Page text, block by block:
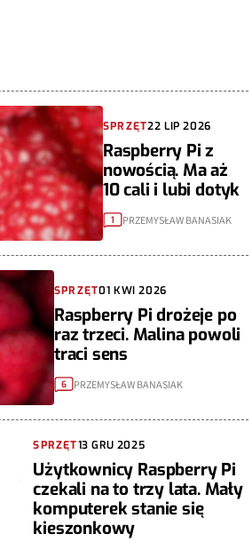
SPRZĘT22 LIP 2026
Raspberry Pi z
nowością. Ma aż
10 cali i lubi dotyk
1 PRZEMYSŁAW BANASIAK
SPRZĘT01 KWI 2026
Raspberry Pi drożeje po
raz trzeci. Malina powoli
traci sens
6 PRZEMYSŁAW BANASIAK
SPRZĘT13 GRU 2025
Użytkownicy Raspberry Pi
czekali na to trzy lata. Mały
komputerek stanie się
kieszonkowy